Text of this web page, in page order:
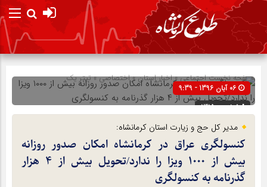
صفحه نخستاجتماعی»اخبار استان»اختصاصی»تیتر یک
شناسه : 1315
مدیر کل حج و زیارت استان کرمانشاه:
کنسولگری عراق در کرمانشاه امکان صدور روزانه
بیش از ۱۰۰۰ ویزا را ندارد/تحویل بیش از ۴ هزار
گذرنامه به کنسولگری